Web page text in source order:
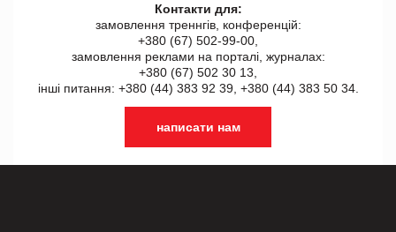
Контакти для:
замовлення треннгів, конференцій:
+380 (67) 502-99-00,
замовлення реклами на порталі, журналах:
+380 (67) 502 30 13,
інші питання: +380 (44) 383 92 39, +380 (44) 383 50 34.
написати нам